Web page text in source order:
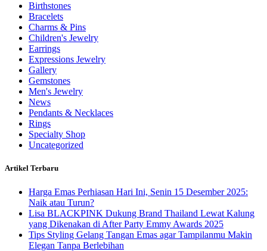
Birthstones
Bracelets
Charms & Pins
Children's Jewelry
Earrings
Expressions Jewelry
Gallery
Gemstones
Men's Jewelry
News
Pendants & Necklaces
Rings
Specialty Shop
Uncategorized
Artikel Terbaru
Harga Emas Perhiasan Hari Ini, Senin 15 Desember 2025:
Naik atau Turun?
Lisa BLACKPINK Dukung Brand Thailand Lewat Kalung
yang Dikenakan di After Party Emmy Awards 2025
Tips Styling Gelang Tangan Emas agar Tampilanmu Makin
Elegan Tanpa Berlebihan